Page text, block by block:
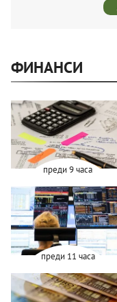
ФИНАНСИ
преди 9 часа
преди 11 часа